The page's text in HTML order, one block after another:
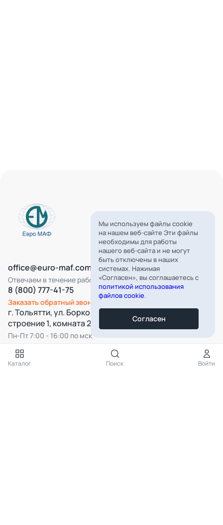
Все категории
Каталог Поиск Войти
office@euro-maf.com
Отвечаем в течение рабочего дня
8 (800) 777-41-75
Заказать обратный звонок
г. Тольятти, ул. Борковская, д. 16,
строение 1, комната 22
Пн-Пт 7:00 - 16:00 по мск
Подпишитесь на нашу рассылку
Мы используем файлы cookie
на нашем веб-сайте Эти файлы
необходимы для работы
нашего веб-сайта и не могут
быть отключены в наших
системах. Нажимая
«Согласен», вы соглашаетесь с
политикой использования
файлов cookie.
Согласен